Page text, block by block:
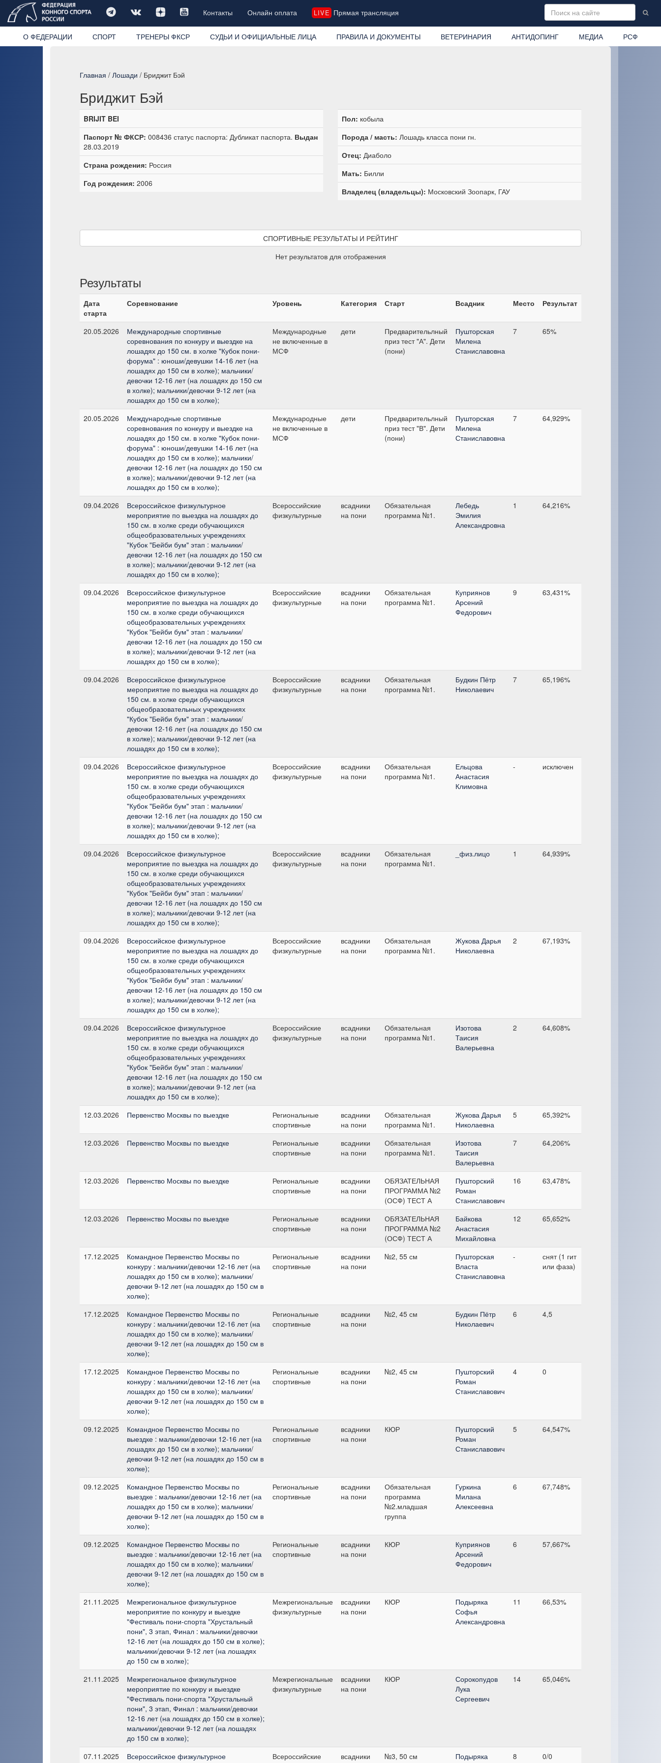
Контакты Онлайн оплата LIVE Прямая трансляция
О ФЕДЕРАЦИИ СПОРТ ТРЕНЕРЫ ФКСР СУДЬИ И ОФИЦИАЛЬНЫЕ ЛИЦА ПРАВИЛА И ДОКУМЕНТЫ ВЕТЕРИНАРИЯ АНТИДОПИНГ МЕДИА РСФ
Главная / Лошади / Бриджит Бэй
Бриджит Бэй
BRIJIT BEI
Паспорт № ФКСР: 008436 статус паспорта: Дубликат паспорта. Выдан
28.03.2019
Страна рождения: Россия
Год рождения: 2006
Пол: кобыла
Порода / масть: Лошадь класса пони гн.
Отец: Диаболо
Мать: Билли
Владелец (владельцы): Московский Зоопарк, ГАУ
СПОРТИВНЫЕ РЕЗУЛЬТАТЫ И РЕЙТИНГ
Нет результатов для отображения
Результаты
Дата
старта
Соревнование Уровень Категория Старт Всадник Место Рeзультат
20.05.2026
Международные спортивные
соревнования по конкуру и выездке на
лошадях до 150 см. в холке "Кубок пони-
форума" : юноши/девушки 14-16 лет (на
лошадях до 150 см в холке); мальчики/
девочки 12-16 лет (на лошадях до 150 см
в холке); мальчики/девочки 9-12 лет (на
лошадях до 150 см в холке);
Международные
не включенные в
МСФ
дети
Предварительлный
приз тест "А". Дети
(пони)
Пушторская
Милена
Станиславовна
7 65%
20.05.2026
Международные спортивные
соревнования по конкуру и выездке на
лошадях до 150 см. в холке "Кубок пони-
форума" : юноши/девушки 14-16 лет (на
лошадях до 150 см в холке); мальчики/
девочки 12-16 лет (на лошадях до 150 см
в холке); мальчики/девочки 9-12 лет (на
лошадях до 150 см в холке);
Международные
не включенные в
МСФ
дети
Предварительлный
приз тест "В". Дети
(пони)
Пушторская
Милена
Станиславовна
7 64,929%
09.04.2026
Всероссийское физкультурное
мероприятие по выездка на лошадях до
150 см. в холке среди обучающихся
общеобразовательных учреждениях
"Кубок "Бейби бум" этап : мальчики/
девочки 12-16 лет (на лошадях до 150 см
в холке); мальчики/девочки 9-12 лет (на
лошадях до 150 см в холке);
Всероссийские
физкультурные
всадники
на пони
Обязательная
программа №1.
Лебедь
Эмилия
Александровна
1 64,216%
09.04.2026
Всероссийское физкультурное
мероприятие по выездка на лошадях до
150 см. в холке среди обучающихся
общеобразовательных учреждениях
"Кубок "Бейби бум" этап : мальчики/
девочки 12-16 лет (на лошадях до 150 см
в холке); мальчики/девочки 9-12 лет (на
лошадях до 150 см в холке);
Всероссийские
физкультурные
всадники
на пони
Обязательная
программа №1.
Куприянов
Арсений
Федорович
9 63,431%
09.04.2026
Всероссийское физкультурное
мероприятие по выездка на лошадях до
150 см. в холке среди обучающихся
общеобразовательных учреждениях
"Кубок "Бейби бум" этап : мальчики/
девочки 12-16 лет (на лошадях до 150 см
в холке); мальчики/девочки 9-12 лет (на
лошадях до 150 см в холке);
Всероссийские
физкультурные
всадники
на пони
Обязательная
программа №1.
Будкин Пётр
Николаевич
7 65,196%
09.04.2026
Всероссийское физкультурное
мероприятие по выездка на лошадях до
150 см. в холке среди обучающихся
общеобразовательных учреждениях
"Кубок "Бейби бум" этап : мальчики/
девочки 12-16 лет (на лошадях до 150 см
в холке); мальчики/девочки 9-12 лет (на
лошадях до 150 см в холке);
Всероссийские
физкультурные
всадники
на пони
Обязательная
программа №1.
Ельцова
Анастасия
Климовна
- исключен
09.04.2026
Всероссийское физкультурное
мероприятие по выездка на лошадях до
150 см. в холке среди обучающихся
общеобразовательных учреждениях
"Кубок "Бейби бум" этап : мальчики/
девочки 12-16 лет (на лошадях до 150 см
в холке); мальчики/девочки 9-12 лет (на
лошадях до 150 см в холке);
Всероссийские
физкультурные
всадники
на пони
Обязательная
программа №1.
_физ.лицо 1 64,939%
09.04.2026
Всероссийское физкультурное
мероприятие по выездка на лошадях до
150 см. в холке среди обучающихся
общеобразовательных учреждениях
"Кубок "Бейби бум" этап : мальчики/
девочки 12-16 лет (на лошадях до 150 см
в холке); мальчики/девочки 9-12 лет (на
лошадях до 150 см в холке);
Всероссийские
физкультурные
всадники
на пони
Обязательная
программа №1.
Жукова Дарья
Николаевна
2 67,193%
09.04.2026
Всероссийское физкультурное
мероприятие по выездка на лошадях до
150 см. в холке среди обучающихся
общеобразовательных учреждениях
"Кубок "Бейби бум" этап : мальчики/
девочки 12-16 лет (на лошадях до 150 см
в холке); мальчики/девочки 9-12 лет (на
лошадях до 150 см в холке);
Всероссийские
физкультурные
всадники
на пони
Обязательная
программа №1.
Изотова
Таисия
Валерьевна
2 64,608%
12.03.2026 Первенство Москвы по выездке
Региональные
спортивные
всадники
на пони
Обязательная
программа №1.
Жукова Дарья
Николаевна
5 65,392%
12.03.2026 Первенство Москвы по выездке
Региональные
спортивные
всадники
на пони
Обязательная
программа №1.
Изотова
Таисия
Валерьевна
7 64,206%
12.03.2026 Первенство Москвы по выездке
Региональные
спортивные
всадники
на пони
ОБЯЗАТЕЛЬНАЯ
ПРОГРАММА №2
(ОСФ) ТЕСТ А
Пушторский
Роман
Станиславович
16 63,478%
12.03.2026 Первенство Москвы по выездке
Региональные
спортивные
всадники
на пони
ОБЯЗАТЕЛЬНАЯ
ПРОГРАММА №2
(ОСФ) ТЕСТ А
Байкова
Анастасия
Михайловна
12 65,652%
17.12.2025
Командное Первенство Москвы по
конкуру : мальчики/девочки 12-16 лет (на
лошадях до 150 см в холке); мальчики/
девочки 9-12 лет (на лошадях до 150 см в
холке);
Региональные
спортивные
всадники
на пони
№2, 55 см
Пушторская
Власта
Станиславовна
-
снят (1 гит
или фаза)
17.12.2025
Командное Первенство Москвы по
конкуру : мальчики/девочки 12-16 лет (на
лошадях до 150 см в холке); мальчики/
девочки 9-12 лет (на лошадях до 150 см в
холке);
Региональные
спортивные
всадники
на пони
№2, 45 см
Будкин Пётр
Николаевич
6 4,5
17.12.2025
Командное Первенство Москвы по
конкуру : мальчики/девочки 12-16 лет (на
лошадях до 150 см в холке); мальчики/
девочки 9-12 лет (на лошадях до 150 см в
холке);
Региональные
спортивные
всадники
на пони
№2, 45 см
Пушторский
Роман
Станиславович
4 0
09.12.2025
Командное Первенство Москвы по
выездке : мальчики/девочки 12-16 лет (на
лошадях до 150 см в холке); мальчики/
девочки 9-12 лет (на лошадях до 150 см в
холке);
Региональные
спортивные
всадники
на пони
КЮР
Пушторский
Роман
Станиславович
5 64,547%
09.12.2025
Командное Первенство Москвы по
выездке : мальчики/девочки 12-16 лет (на
лошадях до 150 см в холке); мальчики/
девочки 9-12 лет (на лошадях до 150 см в
холке);
Региональные
спортивные
всадники
на пони
Обязательная
программа
№2.младшая
группа
Гуркина
Милана
Алексеевна
6 67,748%
09.12.2025
Командное Первенство Москвы по
выездке : мальчики/девочки 12-16 лет (на
лошадях до 150 см в холке); мальчики/
девочки 9-12 лет (на лошадях до 150 см в
холке);
Региональные
спортивные
всадники
на пони
КЮР
Куприянов
Арсений
Федорович
6 57,667%
21.11.2025
Межрегиональное физкультурное
мероприятие по конкуру и выездке
"Фестиваль пони-спорта "Хрустальный
пони", 3 этап, Финал : мальчики/девочки
12-16 лет (на лошадях до 150 см в холке);
мальчики/девочки 9-12 лет (на лошадях
до 150 см в холке);
Межрегиональные
физкультурные
всадники
на пони
КЮР
Подыряка
Софья
Александровна
11 66,53%
21.11.2025
Межрегиональное физкультурное
мероприятие по конкуру и выездке
"Фестиваль пони-спорта "Хрустальный
пони", 3 этап, Финал : мальчики/девочки
12-16 лет (на лошадях до 150 см в холке);
мальчики/девочки 9-12 лет (на лошадях
до 150 см в холке);
Межрегиональные
физкультурные
всадники
на пони
КЮР
Сорокопудов
Лука
Сергеевич
14 65,046%
07.11.2025
Всероссийское физкультурное
Всероссийские
всадники
№3, 50 см
Подыряка
8 0/0